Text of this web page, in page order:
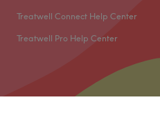
Treatwell Connect Help Center
Treatwell Pro Help Center